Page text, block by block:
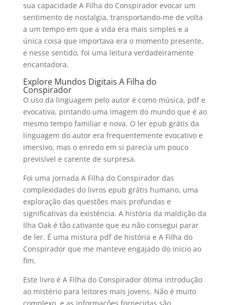
sua capacidade A Filha do Conspirador evocar um
sentimento de nostalgia, transportando-me de volta
a um tempo em que a vida era mais simples e a
única coisa que importava era o momento presente,
e nesse sentido, foi uma leitura verdadeiramente
encantadora.
Explore Mundos Digitais A Filha do
Conspirador
O uso da linguagem pelo autor é como música, pdf e
evocativa, pintando uma imagem do mundo que é ao
mesmo tempo familiar e nova. O ler epub grátis da
linguagem do autor era frequentemente evocativo e
imersivo, mas o enredo em si parecia um pouco
previsível e carente de surpresa.
Foi uma jornada A Filha do Conspirador das
complexidades do livros epub grátis humano, uma
exploração das questões mais profundas e
significativas da existência. A história da maldição da
Ilha Oak é tão cativante que eu não consegui parar
de ler. É uma mistura pdf de história e A Filha do
Conspirador que me manteve engajado do início ao
fim.
Este livro é A Filha do Conspirador ótima introdução
ao mistério para leitores mais jovens. Não é muito